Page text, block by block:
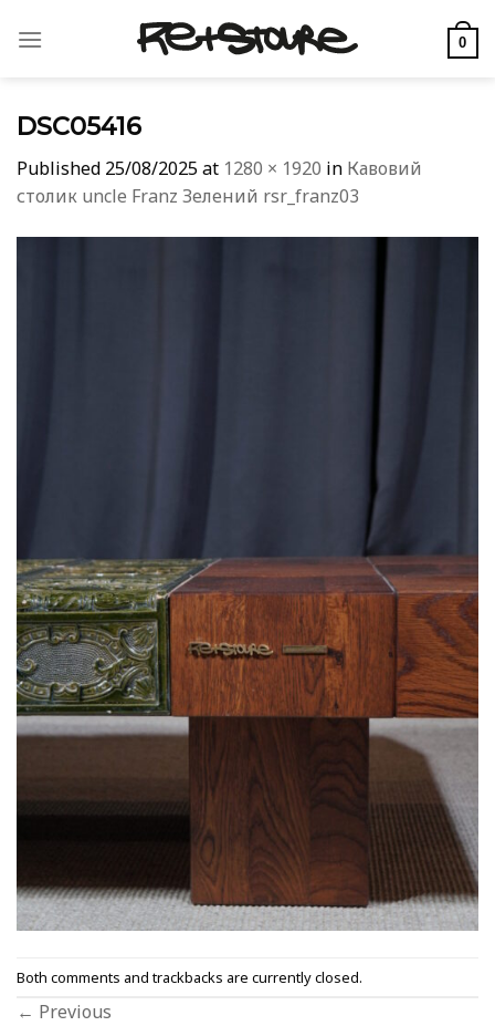
0
DSC05416
Published 25/08/2025at 1280 × 1920 in Кавовий
столик uncle Franz Зелений rsr_franz03
Both comments and trackbacks are currently closed.
← Previous